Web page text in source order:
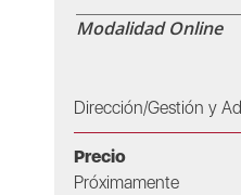
Modalidad Online
Dirección/Gestión y
Precio
Próximamente